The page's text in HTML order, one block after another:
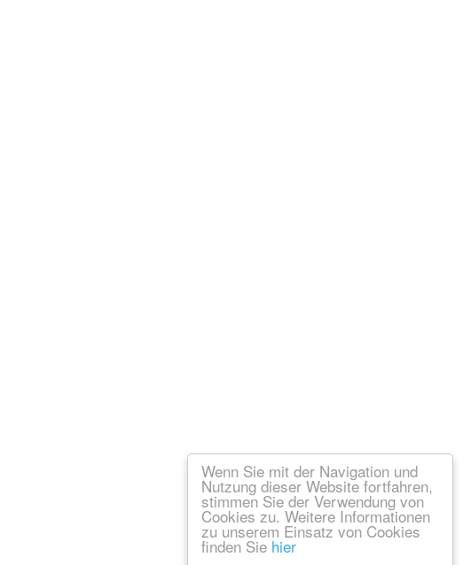
Wenn Sie mit der Navigation und
Nutzung dieser Website fortfahren,
stimmen Sie der Verwendung von
Cookies zu. Weitere Informationen
zu unserem Einsatz von Cookies
finden Sie hier